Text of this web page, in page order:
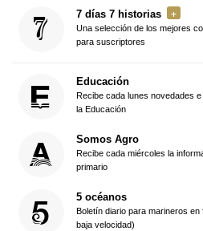
7 días 7 historias
Una selección de los mejores
para suscriptores
Educación
Recibe cada lunes novedades
la Educación
Somos Agro
Recibe cada miércoles la
primario
5 océanos
Boletín diario para marineros
baja velocidad)